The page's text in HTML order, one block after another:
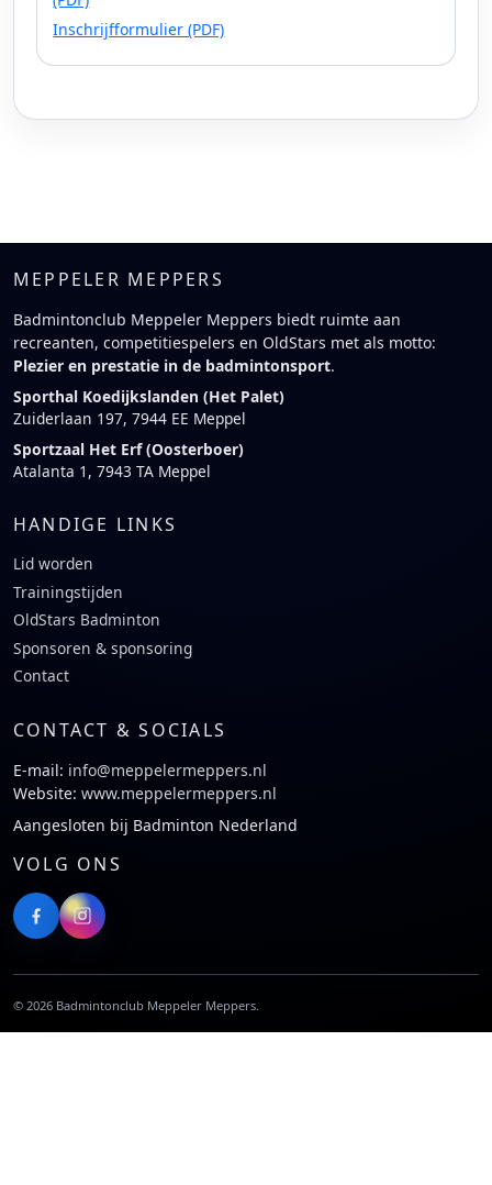
Inschrijfformulier (PDF)
MEPPELER MEPPERS
Badmintonclub Meppeler Meppers biedt ruimte aan
recreanten, competitiespelers en OldStars met als motto:
Plezier en prestatie in de badmintonsport.
Sporthal Koedijkslanden (Het Palet)
Zuiderlaan 197, 7944 EE Meppel
Sportzaal Het Erf (Oosterboer)
Atalanta 1, 7943 TA Meppel
HANDIGE LINKS
Lid worden
Trainingstijden
OldStars Badminton
Sponsoren & sponsoring
Contact
CONTACT & SOCIALS
E-mail: info@meppelermeppers.nl
Website: www.meppelermeppers.nl
Aangesloten bij Badminton Nederland
VOLG ONS
© 2026 Badmintonclub Meppeler Meppers.